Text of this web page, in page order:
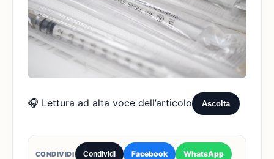
🎧 Lettura ad alta voce dell’articolo Ascolta
CONDIVIDI Condividi Facebook WhatsApp